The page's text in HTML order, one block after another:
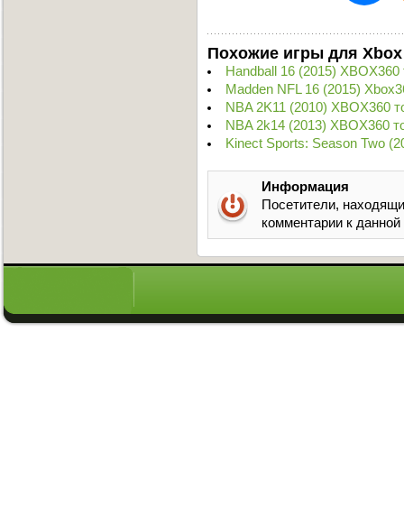
Похожие игры для Xbox
Handball 16 (2015) XBOX360
Madden NFL 16 (2015)
NBA 2K11 (2010) XBOX360
NBA 2k14 (2013) XBOX360
Kinect Sports: Season Two
Информация
Посетители,
комментарии к